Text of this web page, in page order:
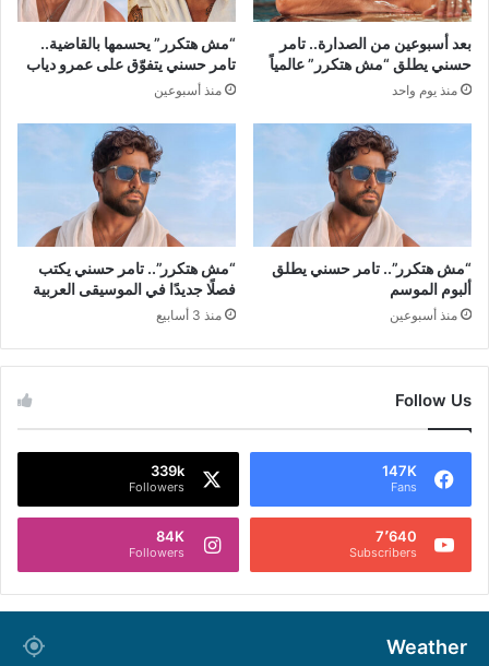
بعد أسبوعين من الصدارة.. تامر
حسني يطلق “مش هتكرر” عالمياً
منذ يوم واحد
“مش هتكرر” يحسمها بالقاضية..
تامر حسني يتفوّق على عمرو دياب
منذ أسبوعين
“مش هتكرر”.. تامر حسني يطلق
ألبوم الموسم
منذ أسبوعين
“مش هتكرر”.. تامر حسني يكتب
فصلًا جديدًا في الموسيقى العربية
منذ 3 أسابيع
Follow Us
147K
Fans
339k
Followers
7٬640
Subscribers
84K
Followers
Weather